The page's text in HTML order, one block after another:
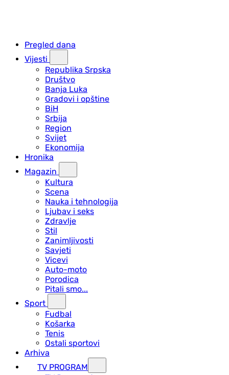
Pregled dana
Vijesti
Republika Srpska
Društvo
Banja Luka
Gradovi i opštine
BiH
Srbija
Region
Svijet
Ekonomija
Hronika
Magazin
Kultura
Scena
Nauka i tehnologija
Ljubav i seks
Zdravlje
Stil
Zanimljivosti
Savjeti
Vicevi
Auto-moto
Porodica
Pitali smo...
Sport
Fudbal
Košarka
Tenis
Ostali sportovi
Arhiva
TV PROGRAM